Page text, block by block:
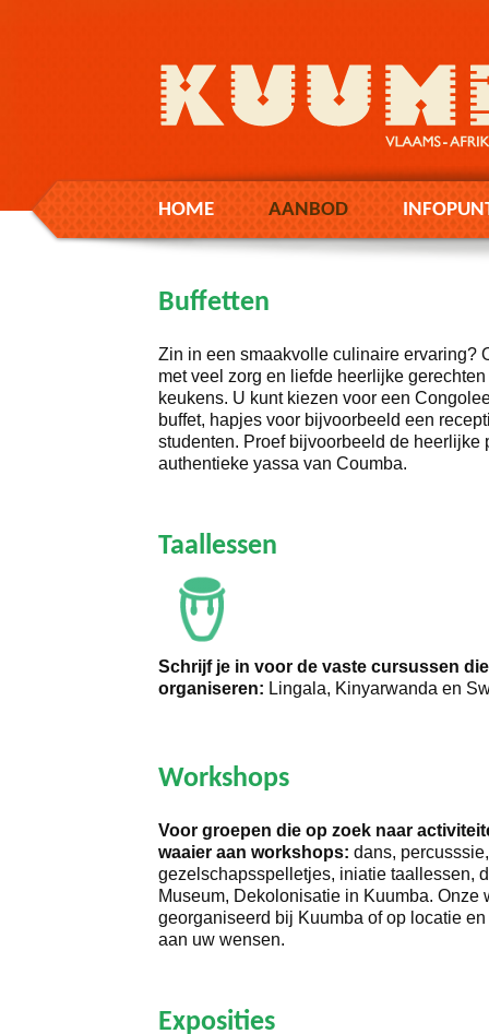
HOME AANBOD
Buffetten
Zin in een smaakvolle culinaire ervaring?
met veel zorg en liefde heerlijke
keukens. U kunt kiezen voor een
buffet, hapjes voor bijvoorbeeld een
studenten. Proef bijvoorbeeld de heerlijke
authentieke yassa van Coumba.
Taallessen
Schrijf je in voor de vaste cursussen
organiseren: Lingala, Kinyarwanda en
Workshops
Voor groepen die op zoek naar
waaier aan workshops: dans,
gezelschapsspelletjes, iniatie taallessen,
Museum, Dekolonisatie in Kuumba. Onze
georganiseerd bij Kuumba of op locatie
aan uw wensen.
Exposities